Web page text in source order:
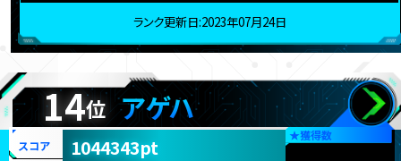
ランク更新日:2023年07月24日
14位 アゲハ
★獲得数
スコア 1044343pt